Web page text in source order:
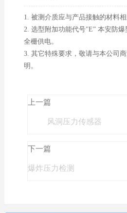
1. 被测介质应与产品接触的材料相
2. 选型附加功能代号"E” 本安防
全栅供电。
3. 其它特殊要求，敬请与本公司
明。
上一篇
风洞压力传感器
下一篇
爆炸压力检测